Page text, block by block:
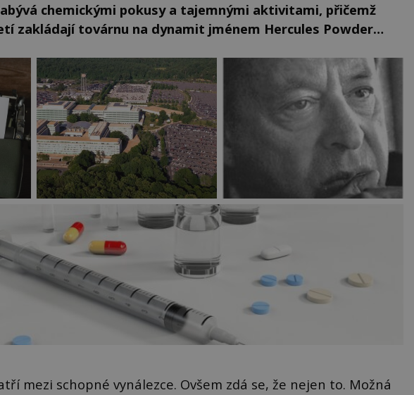
chemickými pokusy a tajemnými aktivitami, přičemž
zakládají továrnu na dynamit jménem Hercules Powder…
mezi schopné vynálezce. Ovšem zdá se, že nejen to. Možná